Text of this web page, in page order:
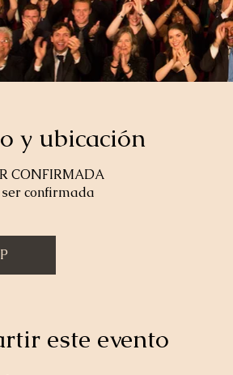
y ubicación
CONFIRMADA
confirmada
este evento